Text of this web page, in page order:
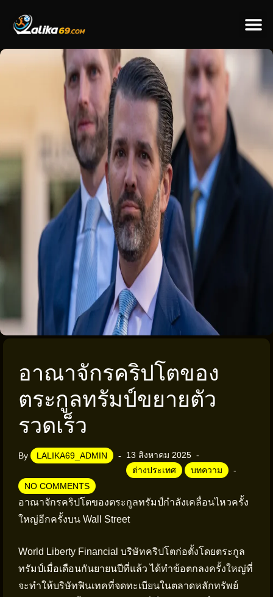
อาณาจักรคริปโตของ
ตระกูลทรัมป์ขยายตัว
รวดเร็ว
By LALIKA69_ADMIN
13 สิงหาคม 2025
ต่างประเทศ
บทความ
NO COMMENTS
อาณาจักรคริปโตของตระกูลทรัมป์กำลังเคลื่อนไหวครั้ง
ใหญ่อีกครั้งบน Wall Street
World Liberty Financial บริษัทคริปโตก่อตั้งโดยตระกูล
ทรัมป์เมื่อเดือนกันยายนปีที่แล้ว ได้ทำข้อตกลงครั้งใหญ่ที่
จะทำให้บริษัทฟินเทคที่จดทะเบียนในตลาดหลักทรัพย์